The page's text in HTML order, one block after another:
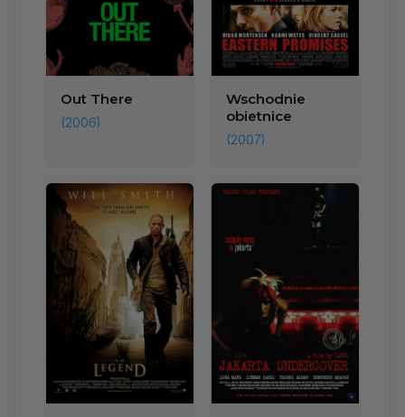
Out There
(2006)
Wschodnie
obietnice
(2007)